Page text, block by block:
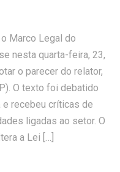
Marco Legal do
nesta quarta-feira, 23,
o parecer do relator,
O texto foi debatido
e recebeu críticas de
ligadas ao setor. O
a Lei […]